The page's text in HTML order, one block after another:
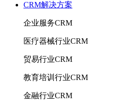
CRM解决方案
企业服务CRM
医疗器械行业CRM
贸易行业CRM
教育培训行业CRM
金融行业CRM